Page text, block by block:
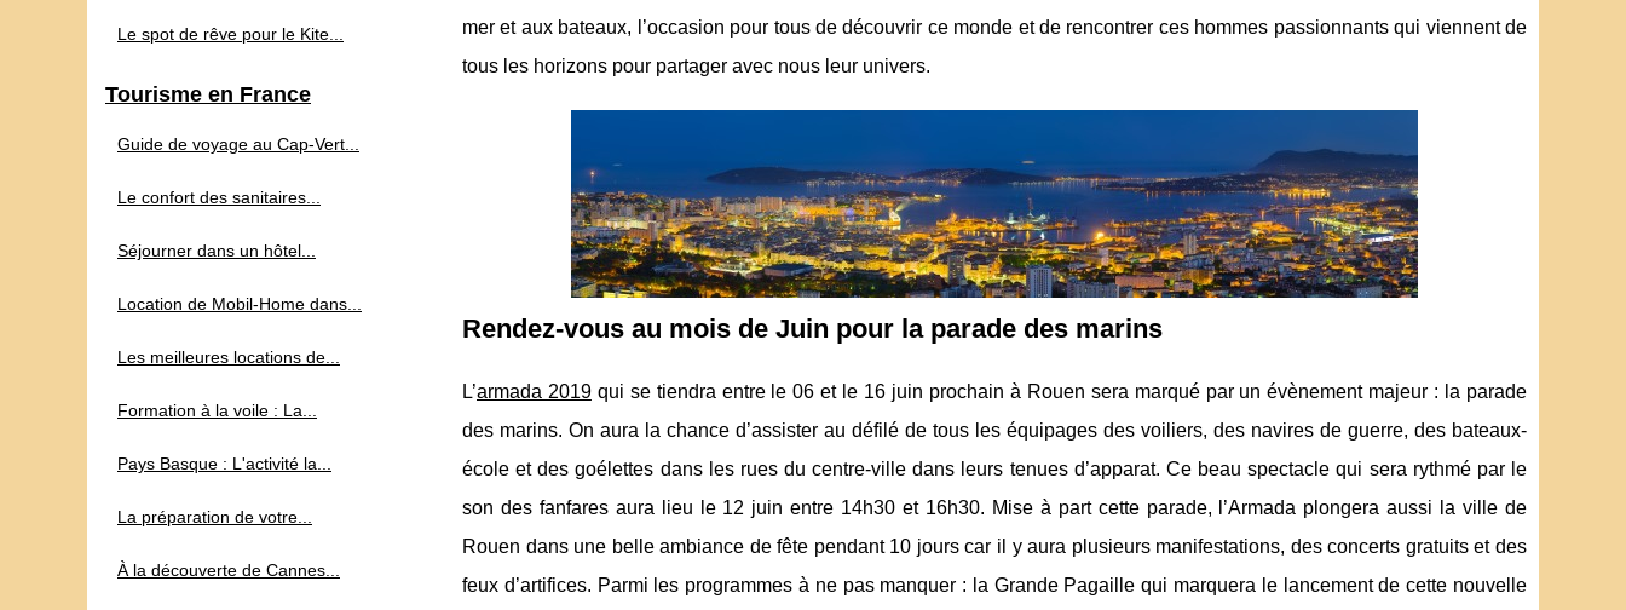
mer et aux bateaux, l’occasion pour tous de découvrir ce monde et de rencontrer ces hommes passionnants qui viennent de
tous les horizons pour partager avec nous leur univers.
Rendez-vous au mois de Juin pour la parade des marins
L’armada 2019qui se tiendra entre le 06 et le 16 juin prochain à Rouen sera marqué par un évènement majeur : la parade
des marins. On aura la chance d’assister au défilé de tous les équipages des voiliers, des navires de guerre, des bateaux-
école et des goélettes dans les rues du centre-ville dans leurs tenues d’apparat. Ce beau spectacle qui sera rythmé par le
son des fanfares aura lieu le 12 juin entre 14h30 et 16h30. Mise à part cette parade, l’Armada plongera aussi la ville de
Rouen dans une belle ambiance de fête pendant 10 jours car il y aura plusieurs manifestations, des concerts gratuits et des
feux d’artifices. Parmi les programmes à ne pas manquer : la Grande Pagaille qui marquera le lancement de cette nouvelle
Le spot de rêve pour le Kite...
Tourisme en France
Guide de voyage au Cap‑Vert...
Le confort des sanitaires...
Séjourner dans un hôtel...
Location de Mobil-Home dans...
Les meilleures locations de...
Formation à la voile : La...
Pays Basque : L'activité la...
La préparation de votre...
À la découverte de Cannes...